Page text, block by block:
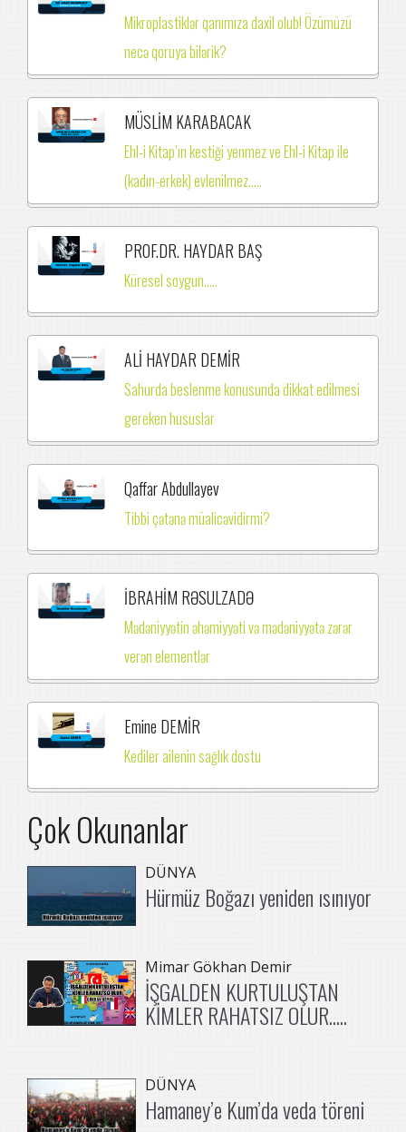
Mikroplastiklər qanımıza daxil olub! Özümüzü
necə qoruya bilərik?
MÜSLİM KARABACAK
Ehl-i Kitap’ın kestiği yenmez ve Ehl-i Kitap ile
(kadın-erkek) evlenilmez.….
PROF.DR. HAYDAR BAŞ
Küresel soygun.....
ALİ HAYDAR DEMİR
Sahurda beslenme konusunda dikkat edilmesi
gereken hususlar
Qaffar Abdullayev
Tibbi çətənə müalicəvidirmi?
İBRAHİM RƏSULZADƏ
Mədəniyyətin əhəmiyyəti və mədəniyyətə zərər
verən elementlər
Emine DEMİR
Kediler ailenin sağlık dostu
Çok Okunanlar
DÜNYA
Hürmüz Boğazı yeniden ısınıyor
Mimar Gökhan Demir
İŞGALDEN KURTULUŞTAN
KİMLER RAHATSIZ OLUR.....
DÜNYA
Hamaney’e Kum’da veda töreni